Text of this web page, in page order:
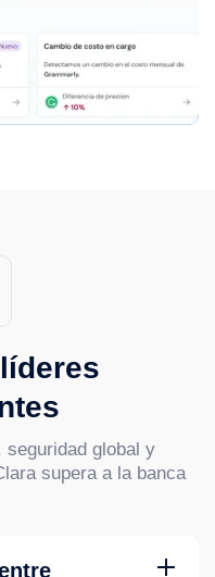
global y
supera a la banca